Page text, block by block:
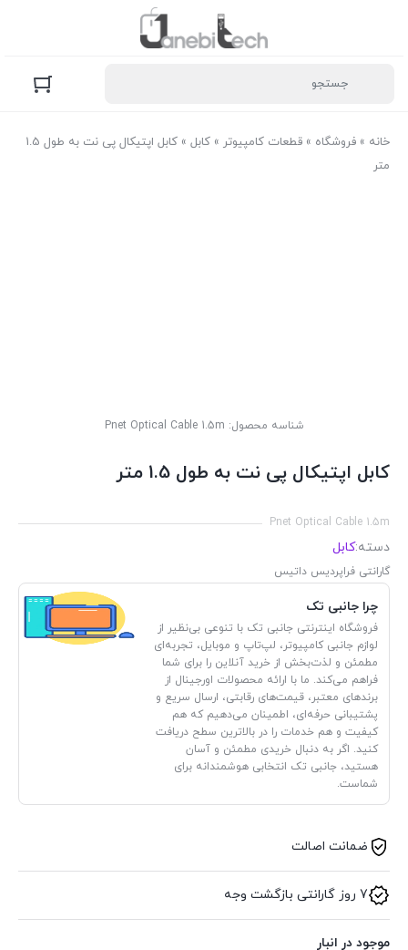
خانه » فروشگاه » قطعات کامپیوتر » کابل »
کابل اپتیکال پی نت به طول 1.5
متر
شناسه محصول: Pnet Optical Cable 1.5m
کابل اپتیکال پی نت به طول 1.5 متر
Pnet Optical Cable 1.5m
دسته:کابل
گارانتی فراپردیس داتیس
چرا جانبی تک
فروشگاه اینترنتی جانبی تک با تنوعی بی‌نظیر از
لوازم جانبی کامپیوتر، لپ‌تاپ و موبایل، تجربه‌ای
مطمئن و لذت‌بخش از خرید آنلاین را برای شما
فراهم می‌کند. ما با ارائه محصولات اورجینال از
برندهای معتبر، قیمت‌های رقابتی، ارسال سریع و
پشتیبانی حرفه‌ای، اطمینان می‌دهیم که هم
کیفیت و هم خدمات را در بالاترین سطح دریافت
کنید. اگر به دنبال خریدی مطمئن و آسان
هستید، جانبی تک انتخابی هوشمندانه برای
شماست.
ضمانت اصالت
7 روز گارانتی بازگشت وجه
موجود در انبار